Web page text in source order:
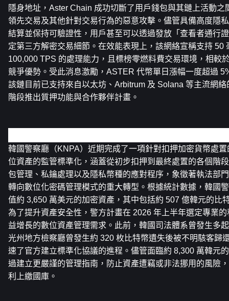
隱身地址，Aster Chain 成功切斷了用戶錢包與其鏈上活動
領先交易及其他針對交易行為的惡意攻擊。儘管具備高度隱
結算並保持可驗證性，用戶甚至可以透過發放「查看者通行
定第三方解密交易細節。在效能表現上，該網絡宣稱支持 50
100,000 TPS 的處理能力，且標榜零燃料費交易環境，相較
競爭優勢。受此消息激勵，ASTER 代幣單日漲幅一度超過
該鏈目前已支持來自以太坊、Arbitrum 及 Solana 等主流網
階段推出質押功能與合作夥伴計畫。
韓國警察廳（KNPA）近期完成了一項針對扣押加密貨幣處
位資產的監管標準化，涵蓋從初步扣押到最終處置的各個階
包管理、私鑰處理以及隱私幣種的應對程序，象徵著執法部
轉向數位化密碼管理模式的重大轉型。根據統計數據，韓國
值約 3,650 萬美元的加密資產，其中包括約 507 億韓元的比
為了提升資產安全性，警方計畫在 2026 年上半年選定專業
益增長的數位資產管理需求。此前，韓國司法體系曾發生多
光州地方檢察廳曾發生約 320 枚比特幣遺失後被不明駭客歸
速了官方建立標準化協議的進程。儘管面臨約 8,300 萬韓元
過建立更嚴謹的管理指南，防止資產遭竊或非法挪用的風險
利上繳國庫。